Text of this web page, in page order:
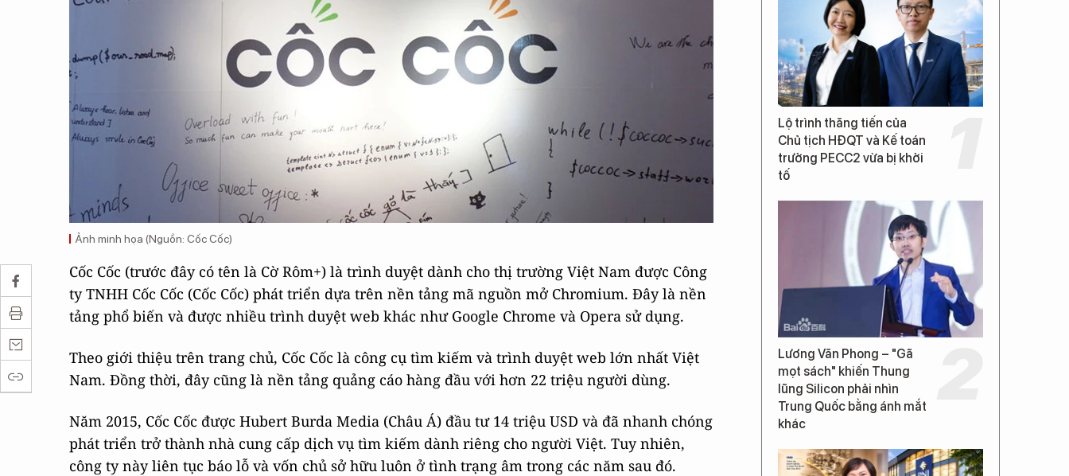
Ảnh minh họa (Nguồn: Cốc Cốc)
Cốc Cốc (trước đây có tên là Cờ Rôm+) là trình duyệt dành cho thị trường Việt Nam được Công
ty TNHH Cốc Cốc (Cốc Cốc) phát triển dựa trên nền tảng mã nguồn mở Chromium. Đây là nền
tảng phổ biến và được nhiều trình duyệt web khác như Google Chrome và Opera sử dụng.
Theo giới thiệu trên trang chủ, Cốc Cốc là công cụ tìm kiếm và trình duyệt web lớn nhất Việt
Nam. Đồng thời, đây cũng là nền tảng quảng cáo hàng đầu với hơn 22 triệu người dùng.
Năm 2015, Cốc Cốc được Hubert Burda Media (Châu Á) đầu tư 14 triệu USD và đã nhanh chóng
phát triển trở thành nhà cung cấp dịch vụ tìm kiếm dành riêng cho người Việt. Tuy nhiên,
công ty này liên tục báo lỗ và vốn chủ sở hữu luôn ở tình trạng âm trong các năm sau đó.
Lộ trình thăng tiến của
Chủ tịch HĐQT và Kế toán
trưởng PECC2 vừa bị khởi
tố
Lương Văn Phong – "Gã
mọt sách" khiến Thung
lũng Silicon phải nhìn
Trung Quốc bằng ánh mắt
khác